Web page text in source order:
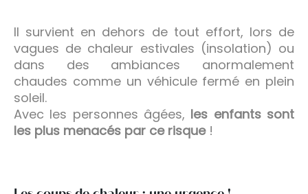
Il survient en dehors de tout effort, lors de
vagues de chaleur estivales (insolation) ou
dans des ambiances anormalement
chaudes comme un véhicule fermé en plein
soleil.
Avec les personnes âgées, les enfants sont
les plus menacés par ce risque !